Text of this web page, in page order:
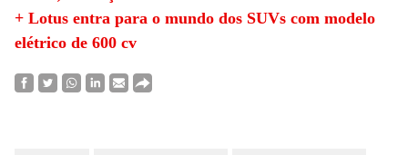
+ Lotus entra para o mundo dos SUVs com modelo
elétrico de 600 cv